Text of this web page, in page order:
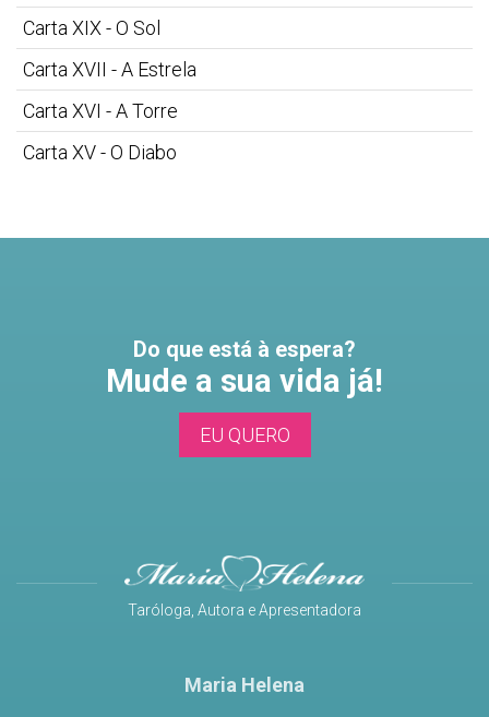
Carta XIX - O Sol
Carta XVII - A Estrela
Carta XVI - A Torre
Carta XV - O Diabo
Do que está à espera?
Mude a sua vida já!
EU QUERO
Taróloga, Autora e Apresentadora
Maria Helena